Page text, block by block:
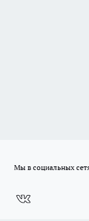
Мы в социальных